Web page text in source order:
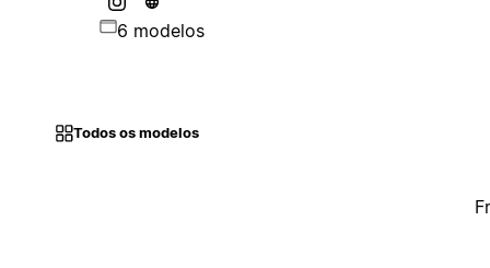
6 modelos
Todos os modelos